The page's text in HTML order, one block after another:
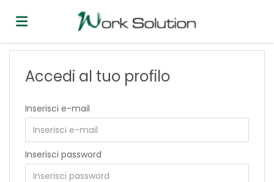
Offerte
di
Carica
Accedi al tuo profilo
Inserisci e-mail
Inserisci password